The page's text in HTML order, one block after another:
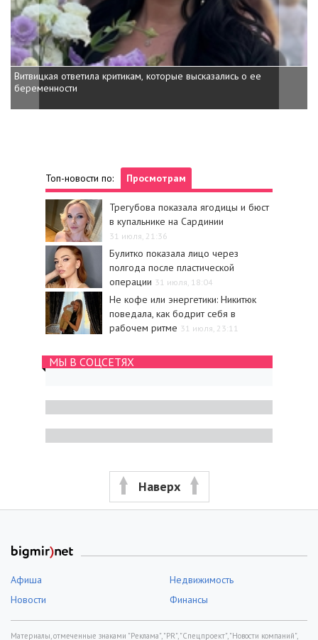
Витвицкая ответила критикам, которые высказались о ее
беременности
Топ-новости по: Просмотрам
Трегубова показала ягодицы и бюст
в купальнике на Сардинии
31 июля, 21:36
Булитко показала лицо через
полгода после пластической
операции 31 июля, 18:04
Не кофе или энергетики: Никитюк
поведала, как бодрит себя в
рабочем ритме 31 июля, 23:11
МЫ В СОЦСЕТЯХ
Наверх
Афиша
Недвижимость
Новости
Финансы
Материалы, отмеченные знаками "Реклама", "PR", "Спецпроект", "Новости компаний",